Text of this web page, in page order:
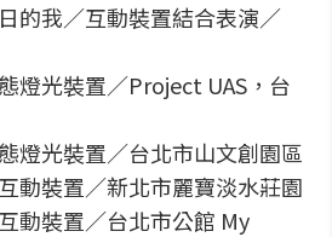
的我／互動裝置結合表演／
燈光裝置／Project UAS，台
燈光裝置／台北市山文創園區
動裝置／新北市麗寶淡水莊園
動裝置／台北市公館 My